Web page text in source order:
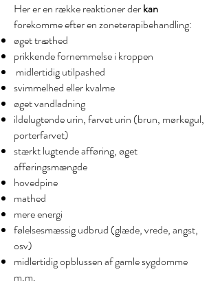
Her er en række reaktioner derkan
forekomme efter en zoneterapibehandling:
øget træthed
prikkende fornemmelse i kroppen
midlertidig utilpashed
svimmelhed eller kvalme
øget vandladning
ildelugtende urin, farvet urin (brun, mørkegul,
porterfarvet)
stærkt lugtende afføring, øget
afføringsmængde
hovedpine
mathed
mere energi
følelsesmæssig udbrud (glæde, vrede, angst,
osv)
midlertidig opblussen af gamle sygdomme
m.m.